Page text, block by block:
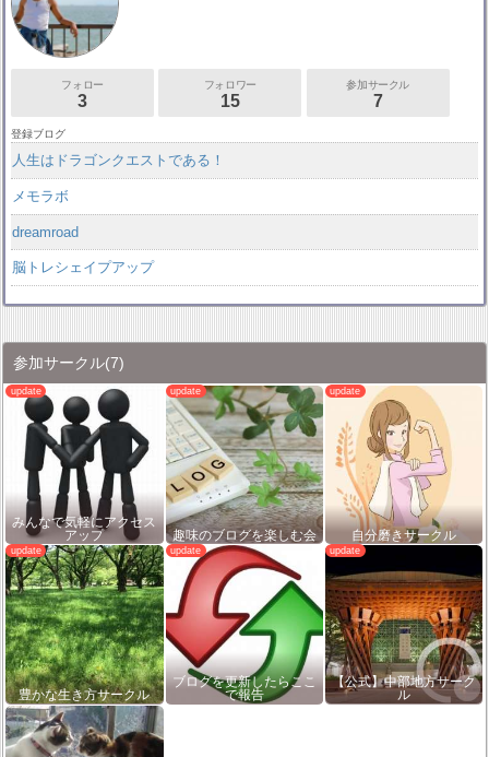
フォロー
3
フォロワー
15
参加サークル
7
登録ブログ
人生はドラゴンクエストである！
メモラボ
dreamroad
脳トレシェイプアップ
参加サークル(7)
みんなで気軽にアクセス
アップ
趣味のブログを楽しむ会 自分磨きサークル
豊かな生き方サークル
ブログを更新したらここ
で報告
【公式】中部地方サーク
ル